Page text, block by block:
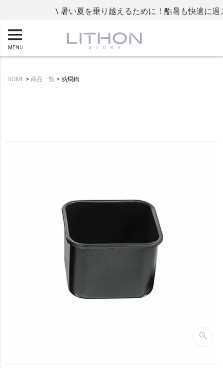
\ 暑い夏を乗り越えるために！酷暑も快適に過
MENU
HOME 商品一覧 熱燗鍋